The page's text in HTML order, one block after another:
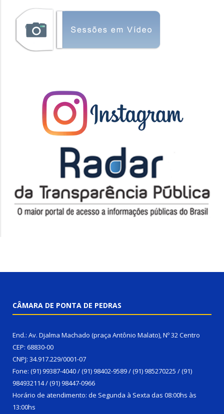
CÂMARA DE PONTA DE PEDRAS
End.: Av. Djalma Machado (praça Antônio Malato), Nº 32 Centro
CEP: 68830-00
CNPJ: 34.917.229/0001-07
Fone: (91) 99387-4040 / (91) 98402-9589 / (91) 985270225 / (91)
984932114 / (91) 98447-0966
Horário de atendimento: de Segunda à Sexta das 08:00hs às
13:00hs